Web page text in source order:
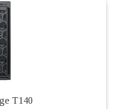
T140